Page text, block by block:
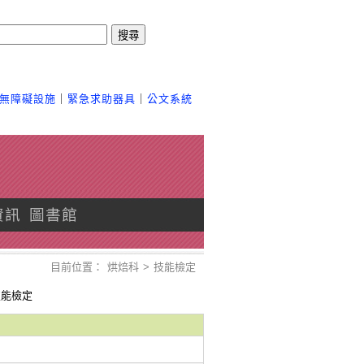
搜尋
無障礙設施 緊急求助器具
公文系統
訊 圖書館
目前位置： 烘焙科 > 技能檢定
檢定